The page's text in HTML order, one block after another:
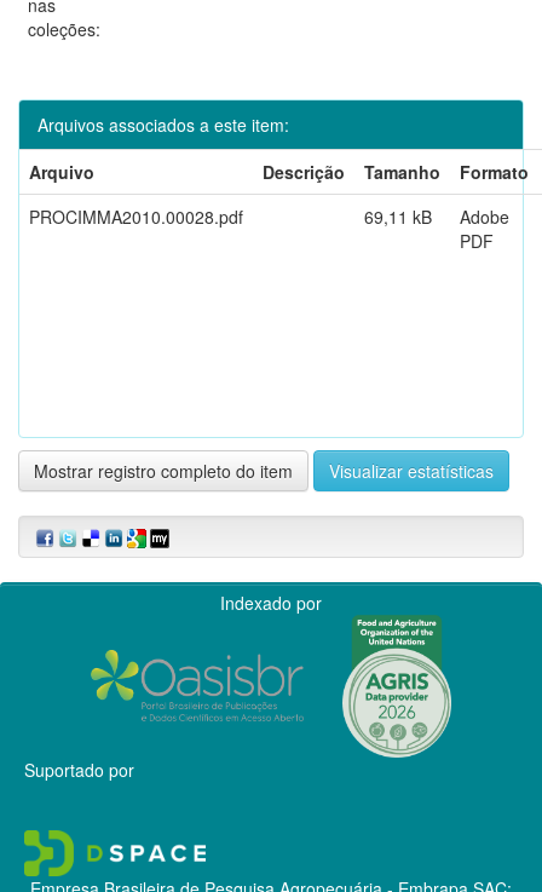
coleções:
Arquivos associados a este item:
Arquivo
Descrição Tamanho
Formato
PROCIMMA2010.00028.pdf
69,11 kB
Adobe
PDF
Mostrar registro completo do item Visualizar estatísticas
Indexado por
Suportado por